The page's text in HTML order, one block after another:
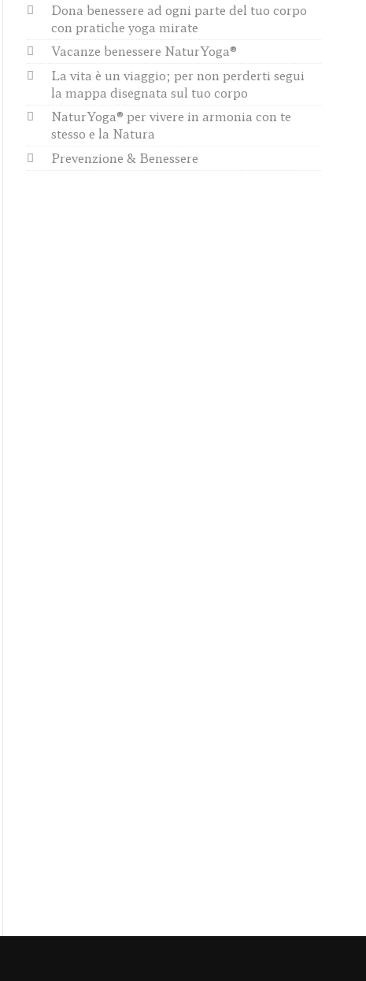
Ti regalo una Stella...
Dona benessere ad ogni parte del tuo corpo
con pratiche yoga mirate
Vacanze benessere NaturYoga®
La vita è un viaggio; per non perderti segui
la mappa disegnata sul tuo corpo
NaturYoga® per vivere in armonia con te
stesso e la Natura
Prevenzione & Benessere